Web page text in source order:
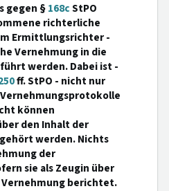
gegen §168cStPO
richterliche
Ermittlungsrichter -
Vernehmung in die
werden. Dabei ist -
ff. StPO - nicht nur
können
den Inhalt der
werden. Nichts
der
sie als Zeugin über
berichtet.